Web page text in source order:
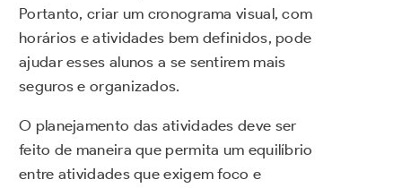
Portanto, criar um cronograma visual, com
horários e atividades bem definidos, pode
ajudar esses alunos a se sentirem mais
seguros e organizados.
O planejamento das atividades deve ser
feito de maneira que permita um equilíbrio
entre atividades que exigem foco e